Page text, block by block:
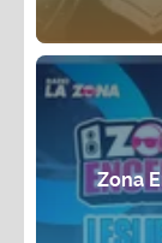
Zona